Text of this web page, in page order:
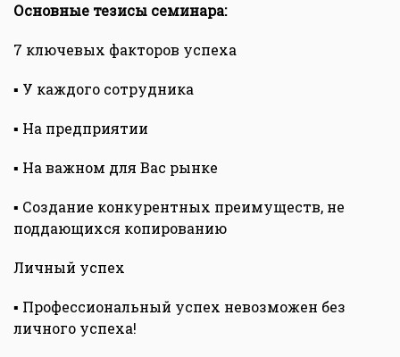
Основные тезисы семинара:
7 ключевых факторов успеха
▪ У каждого сотрудника
▪ На предприятии
▪ На важном для Вас рынке
▪ Создание конкурентных преимуществ, не
поддающихся копированию
Личный успех
▪ Профессиональный успех невозможен без
личного успеха!